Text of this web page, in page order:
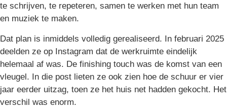
te schrijven, te repeteren, samen te werken met hun team
en muziek te maken.
Dat plan is inmiddels volledig gerealiseerd. In februari 2025
deelden ze op Instagram dat de werkruimte eindelijk
helemaal af was. De finishing touch was de komst van een
vleugel. In die post lieten ze ook zien hoe de schuur er vier
jaar eerder uitzag, toen ze het huis net hadden gekocht. Het
verschil was enorm.